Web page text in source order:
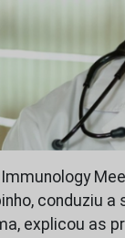
conduziu
explicou as